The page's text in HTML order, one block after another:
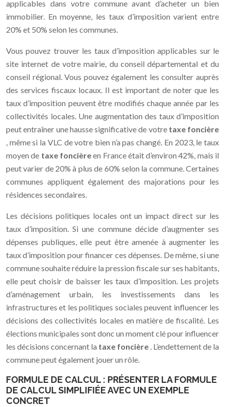
applicables dans votre commune avant d’acheter un bien
immobilier. En moyenne, les taux d’imposition varient entre
20% et 50% selon les communes.
Vous pouvez trouver les taux d’imposition applicables sur le
site internet de votre mairie, du conseil départemental et du
conseil régional. Vous pouvez également les consulter auprès
des services fiscaux locaux. Il est important de noter que les
taux d’imposition peuvent être modifiés chaque année par les
collectivités locales. Une augmentation des taux d’imposition
peut entraîner une hausse significative de votre taxe foncière
, même si la VLC de votre bien n’a pas changé. En 2023, le taux
moyen de taxe foncièreen France était d’environ 42%, mais il
peut varier de 20% à plus de 60% selon la commune. Certaines
communes appliquent également des majorations pour les
résidences secondaires.
Les décisions politiques locales ont un impact direct sur les
taux d’imposition. Si une commune décide d’augmenter ses
dépenses publiques, elle peut être amenée à augmenter les
taux d’imposition pour financer ces dépenses. De même, si une
commune souhaite réduire la pression fiscale sur ses habitants,
elle peut choisir de baisser les taux d’imposition. Les projets
d’aménagement urbain, les investissements dans les
infrastructures et les politiques sociales peuvent influencer les
décisions des collectivités locales en matière de fiscalité. Les
élections municipales sont donc un moment clé pour influencer
les décisions concernant la taxe foncière . L’endettement de la
commune peut également jouer un rôle.
FORMULE DE CALCUL : PRÉSENTER LA FORMULE
DE CALCUL SIMPLIFIÉE AVEC UN EXEMPLE
CONCRET